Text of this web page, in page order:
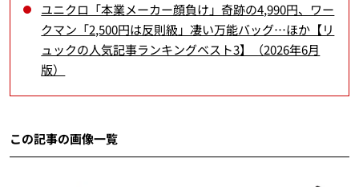
ユニクロ「本業メーカー顔負け」奇跡の4,990円、ワー
クマン「2,500円は反則級」凄い万能バッグ…ほか【リ
ュックの人気記事ランキングベスト3】（2026年6月
版）
この記事の画像一覧